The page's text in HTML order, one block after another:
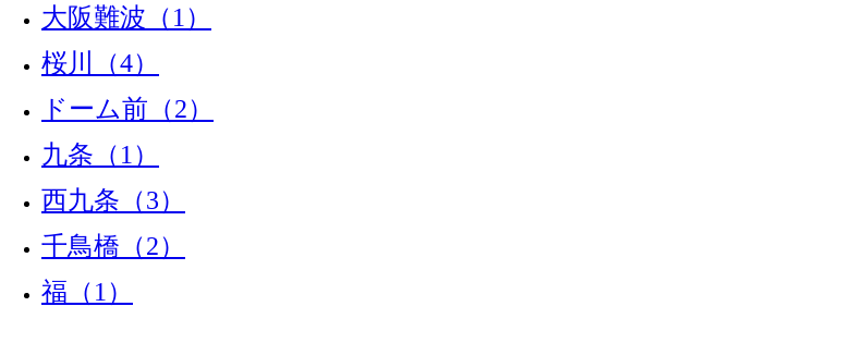
大阪難波（1）
桜川（4）
ドーム前（2）
九条（1）
西九条（3）
千鳥橋（2）
福（1）